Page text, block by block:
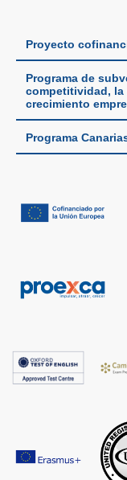
Proyecto
Programa de
competitividad,
crecimiento
Programa